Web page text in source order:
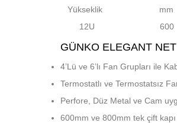
Yükseklik mm
12U
600
GÜNKO ELEGANT
4’Lü ve 6’lı Fan Grupları ile
Termostatlı ve Termostatsız
Perfore, Düz Metal ve Cam
600mm ve 800mm tek çift kapı